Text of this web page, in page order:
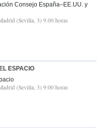
Consejo España–EE.UU. y
(Sevilla, 3) 9.00 horas
ESPACIO
(Sevilla, 3) 9:00 horas